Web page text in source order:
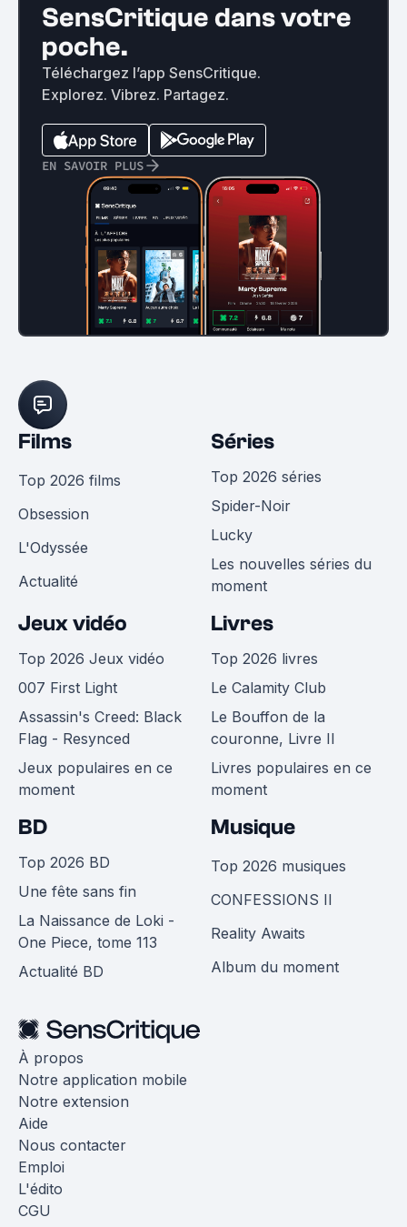
SensCritique dans votre
poche.
Téléchargez l’app SensCritique.
Explorez. Vibrez. Partagez.
EN SAVOIR PLUS
Films
Top 2026 films
Obsession
L'Odyssée
Actualité
Séries
Top 2026 séries
Spider-Noir
Lucky
Les nouvelles séries du
moment
Jeux vidéo
Top 2026 Jeux vidéo
007 First Light
Assassin's Creed: Black
Flag - Resynced
Jeux populaires en ce
moment
Livres
Top 2026 livres
Le Calamity Club
Le Bouffon de la
couronne, Livre II
Livres populaires en ce
moment
BD
Top 2026 BD
Une fête sans fin
La Naissance de Loki -
One Piece, tome 113
Actualité BD
Musique
Top 2026 musiques
CONFESSIONS II
Reality Awaits
Album du moment
À propos
Notre application mobile
Notre extension
Aide
Nous contacter
Emploi
L'édito
CGU